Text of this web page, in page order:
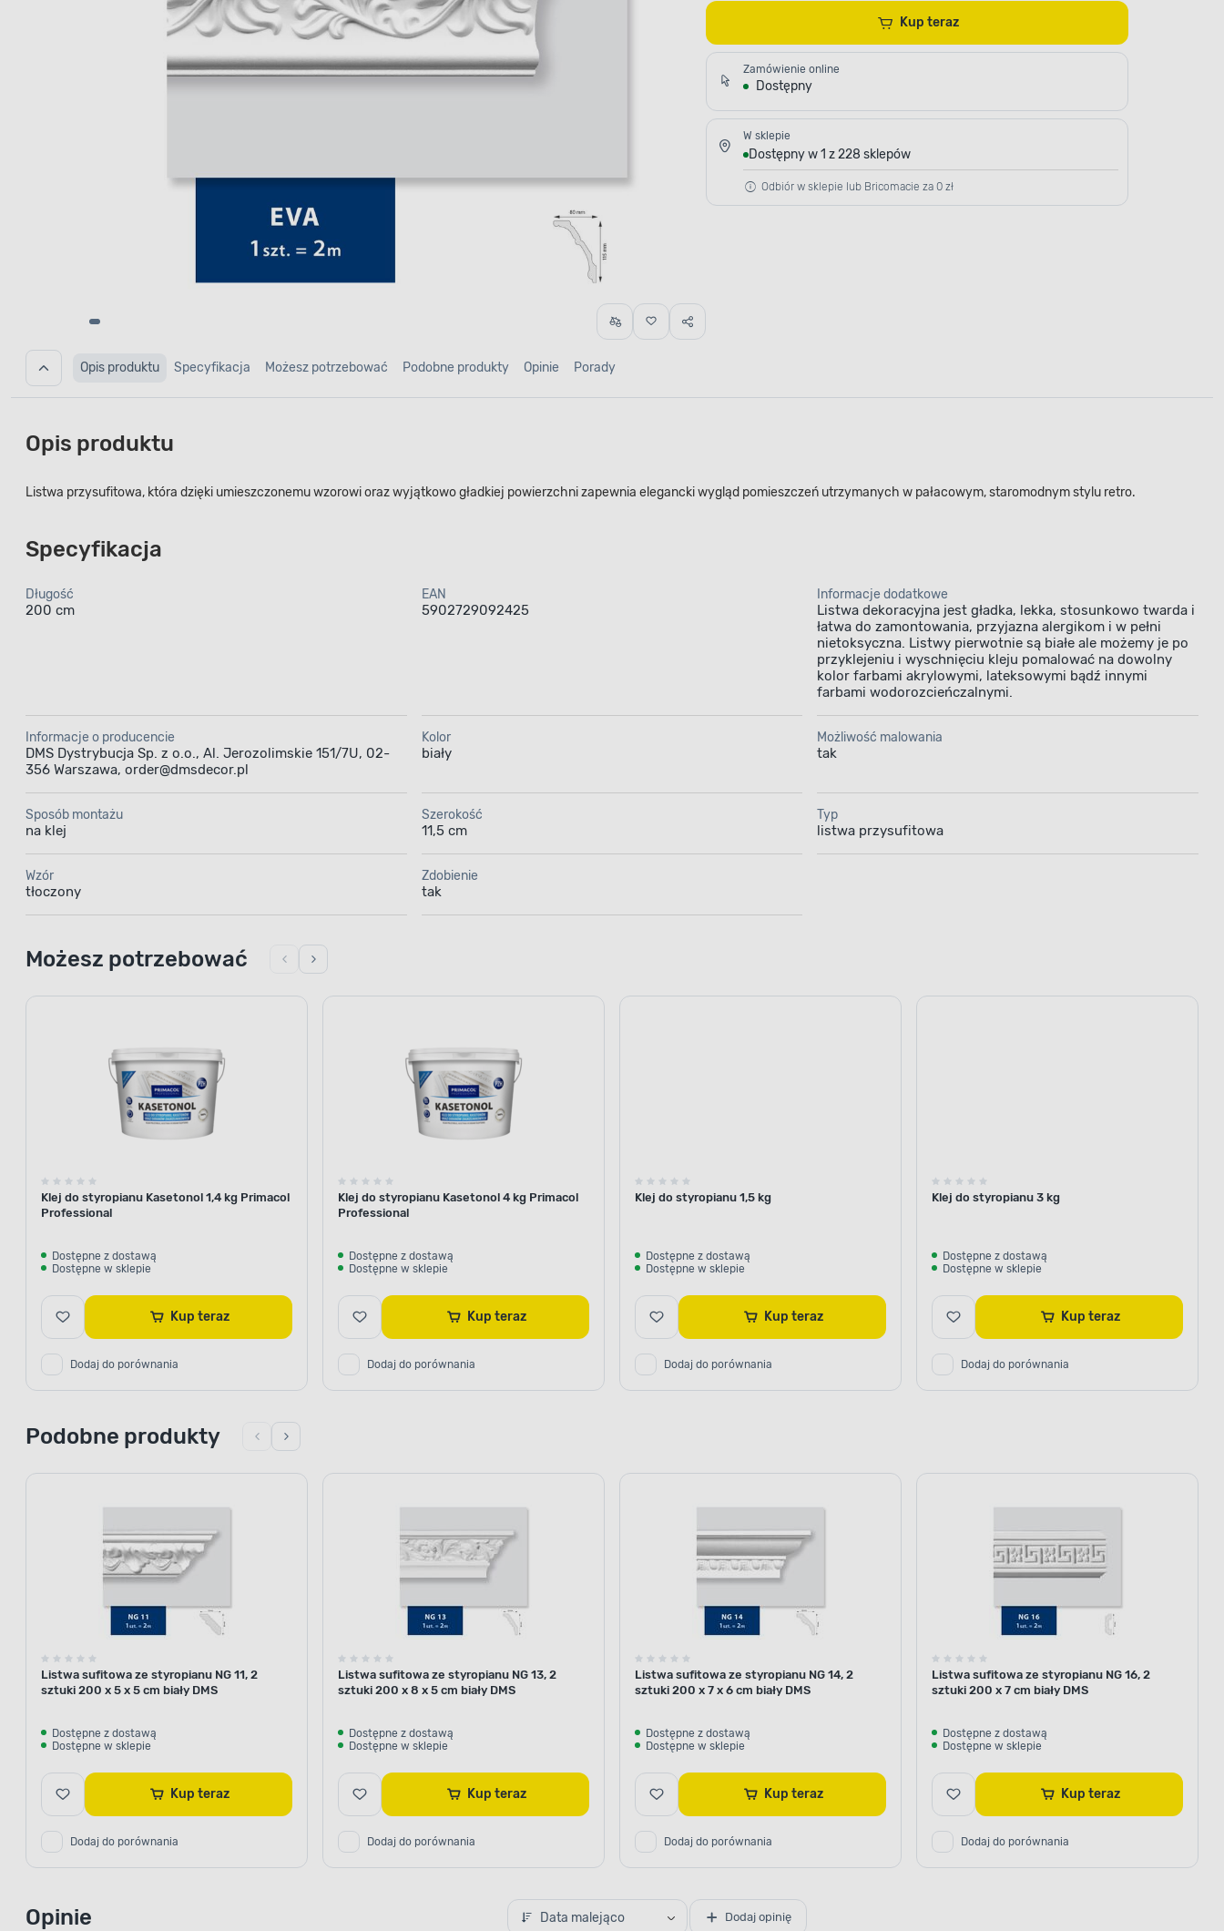
Kup teraz
Zamówienie online
Dostępny
W sklepie
Dostępny w 1 z 228 sklepów
Odbiór w sklepie lub Bricomacie za 0 zł
Opis produktu Specyfikacja Możesz potrzebować Podobne produkty Opinie Porady
Opis produktu
Listwa przysufitowa, która dzięki umieszczonemu wzorowi oraz wyjątkowo gładkiej powierzchni zapewnia elegancki wygląd pomieszczeń utrzymanych w pałacowym, staromodnym stylu retro.
Specyfikacja
Długość
200 cm
EAN
5902729092425
Informacje dodatkowe
Listwa dekoracyjna jest gładka, lekka, stosunkowo twarda i
łatwa do zamontowania, przyjazna alergikom i w pełni
nietoksyczna. Listwy pierwotnie są białe ale możemy je po
przyklejeniu i wyschnięciu kleju pomalować na dowolny
kolor farbami akrylowymi, lateksowymi bądź innymi
farbami wodorozcieńczalnymi.
Informacje o producencie
DMS Dystrybucja Sp. z o.o., Al. Jerozolimskie 151/7U, 02-
356 Warszawa, order@dmsdecor.pl
Kolor
biały
Możliwość malowania
tak
Sposób montażu
na klej
Szerokość
11,5 cm
Typ
listwa przysufitowa
Wzór
tłoczony
Zdobienie
tak
Możesz potrzebować
Klej do styropianu Kasetonol 1,4 kg Primacol
Professional
Dostępne z dostawą
Dostępne w sklepie
Kup teraz
Dodaj do porównania
Klej do styropianu Kasetonol 4 kg Primacol
Professional
Dostępne z dostawą
Dostępne w sklepie
Kup teraz
Dodaj do porównania
Klej do styropianu 1,5 kg
Dostępne z dostawą
Dostępne w sklepie
Kup teraz
Dodaj do porównania
Klej do styropianu 3 kg
Dostępne z dostawą
Dostępne w sklepie
Kup teraz
Dodaj do porównania
Podobne produkty
Listwa sufitowa ze styropianu NG 11, 2
sztuki 200 x 5 x 5 cm biały DMS
Dostępne z dostawą
Dostępne w sklepie
Kup teraz
Dodaj do porównania
Listwa sufitowa ze styropianu NG 13, 2
sztuki 200 x 8 x 5 cm biały DMS
Dostępne z dostawą
Dostępne w sklepie
Kup teraz
Dodaj do porównania
Listwa sufitowa ze styropianu NG 14, 2
sztuki 200 x 7 x 6 cm biały DMS
Dostępne z dostawą
Dostępne w sklepie
Kup teraz
Dodaj do porównania
Listwa sufitowa ze styropianu NG 16, 2
sztuki 200 x 7 cm biały DMS
Dostępne z dostawą
Dostępne w sklepie
Kup teraz
Dodaj do porównania
Opinie Data malejąco Dodaj opinię